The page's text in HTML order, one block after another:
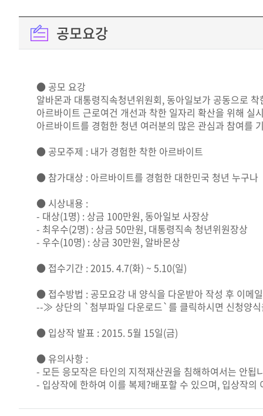
공모요강
● 공모 요강
알바몬과 대통령직속청년위원회, 동아일보가 공동으로
아르바이트 근로여건 개선과 착한 일자리 확산을 위해 실
아르바이트를 경험한 청년 여러분의 많은 관심과 참여를
● 공모주제 : 내가 경험한 착한 아르바이트
● 참가대상 : 아르바이트를 경험한 대한민국 청년 누구나
● 시상내용 :
- 대상(1명) : 상금 100만원, 동아일보 사장상
- 최우수(2명) : 상금 50만원, 대통령직속 청년위원장상
- 우수(10명) : 상금 30만원, 알바몬상
● 접수기간 : 2015. 4.7(화) ~ 5.10(일)
● 접수방법 : 공모요강 내 양식을 다운받아 작성 후 이
--≫ 상단의 `첨부파일 다운로드`를 클릭하시면 신청양식
● 입상작 발표 : 2015. 5월 15일(금)
● 유의사항 :
- 모든 응모작은 타인의 지적재산권을 침해하여서는 안
- 입상작에 한하여 이를 복제?배포할 수 있으며, 입상작